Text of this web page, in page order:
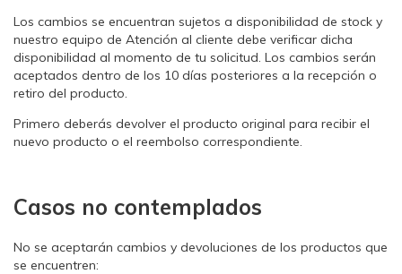
Los cambios se encuentran sujetos a disponibilidad de stock y
nuestro equipo de Atención al cliente debe verificar dicha
disponibilidad al momento de tu solicitud. Los cambios serán
aceptados dentro de los 10 días posteriores a la recepción o
retiro del producto.
Primero deberás devolver el producto original para recibir el
nuevo producto o el reembolso correspondiente.
Casos no contemplados
No se aceptarán cambios y devoluciones de los productos que
se encuentren: